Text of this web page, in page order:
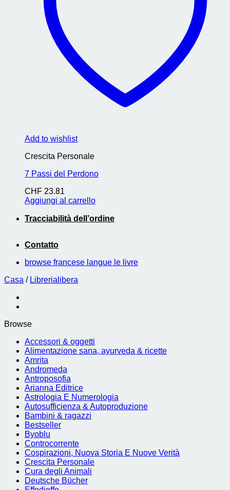
Add to wishlist
Crescita Personale
7 Passi del Perdono
CHF 23.81
Aggiungi al carrello
Tracciabilità dell’ordine
Contatto
browse francese langue le livre
Casa / Librerialibera
Browse
Accessori & oggetti
Alimentazione sana, ayurveda & ricette
Amrita
Andromeda
Antroposofia
Arianna Editrice
Astrologia E Numerologia
Autosufficienza & Autoproduzione
Bambini & ragazzi
Bestseller
Byoblu
Controcorrente
Cospirazioni, Nuova Storia E Nuove Verità
Crescita Personale
Cura degli Animali
Deutsche Bücher